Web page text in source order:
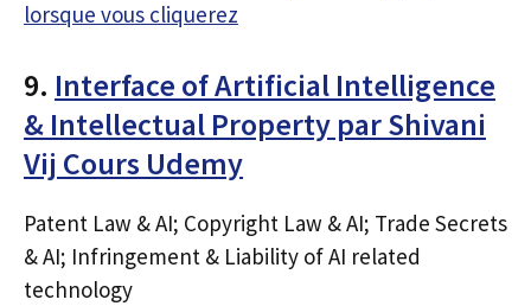
lorsque vous cliquerez
9. Interface of Artificial Intelligence
& Intellectual Property par Shivani
Vij Cours Udemy
Patent Law & AI; Copyright Law & AI; Trade Secrets
& AI; Infringement & Liability of AI related
technology